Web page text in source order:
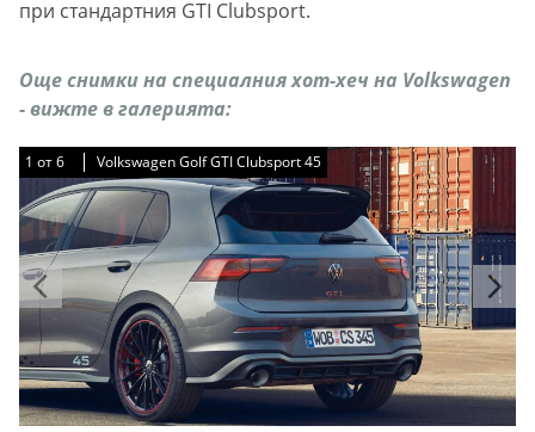
при стандартния GTI Clubsport.
Още снимки на специалния хот-хеч на Volkswagen
- вижте в галерията:
1 от6 Volkswagen Golf GTI Clubsport 45
1 от6 Volkswagen Golf GTI Clubsport 45
1 от6 Volkswagen Golf GTI Clubsport 45
1 от6 Volkswagen Golf GTI Clubsport 45
1 от6 Volkswagen Golf GTI Clubsport 45
1 от6 Volkswagen Golf GTI Clubsport 45